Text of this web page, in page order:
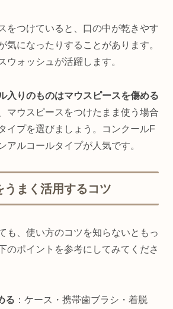
をつけていると、口の中が乾きやす
気になったりすることがあります。
ウォッシュが活躍します。
入りのものはマウスピースを傷める
マウスピースをつけたまま使う場合
イプを選びましょう。コンクールF
アルコールタイプが人気です。
うまく活用するコツ
も、使い方のコツを知らないともっ
のポイントを参考にしてみてくださ
る ：ケース・携帯歯ブラシ・着脱